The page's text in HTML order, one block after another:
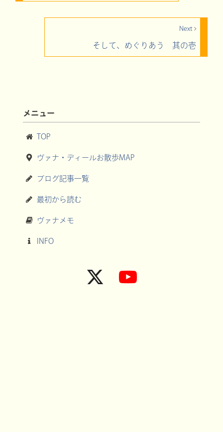
Next
そして、めぐりあう 其の壱
メニュー
TOP
ヴァナ・ディールお散歩MAP
ブログ記事一覧
最初から読む
ヴァナメモ
INFO